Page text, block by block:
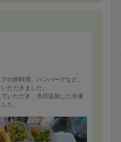
の卵料理、ハンバーグなど、
ただきました。
いただき、当日追加した冷凍
た。
豆サラダ、ポタージュをいた
、2歳の子もポタージュをおか